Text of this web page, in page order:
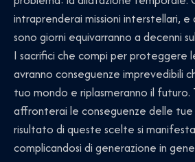
intraprenderai missioni interstellari,
sono giorni equivarranno a decenni
I sacrifici che compi per proteggere
avranno conseguenze imprevedibili
tuo mondo e riplasmeranno il futuro.
affronterai le conseguenze delle tue
risultato di queste scelte si
complicandosi di generazione in